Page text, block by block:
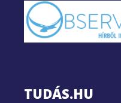
TUDÁS.HU